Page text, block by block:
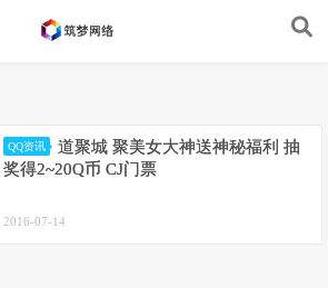
QQ资讯
道聚城 聚美女大神送神秘福利 抽
奖得2~20Q币 CJ门票
2016-07-14